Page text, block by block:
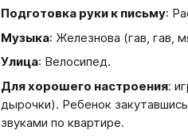
Подготовка руки к письму:
Музыка: Железнова (гав, гав,
Улица: Велосипед.
Для хорошего настроения:
дырочки). Ребенок
звуками по квартире.